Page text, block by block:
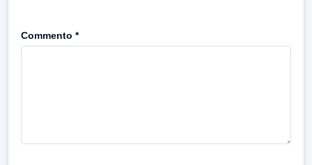
Commento *